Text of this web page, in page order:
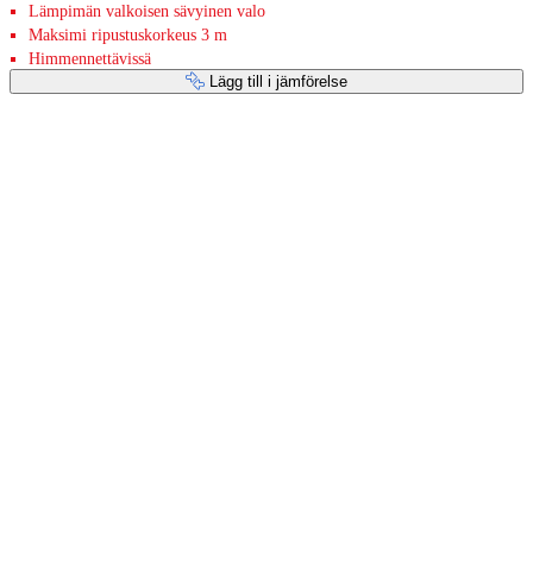
Lämpimän valkoisen sävyinen valo
Maksimi ripustuskorkeus 3 m
Himmennettävissä
Lägg till i jämförelse